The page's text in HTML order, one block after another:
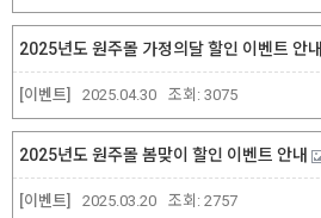
[이벤트]
2025년도 원주몰 가정의달 할인 이벤트 안내
2025.04.30 조회: 3075
[이벤트]
2025년도 원주몰 봄맞이 할인 이벤트 안내
2025.03.20 조회: 2757